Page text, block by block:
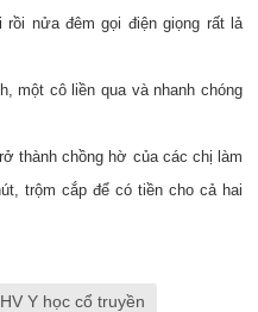
nửa đêm gọi điện giọng rất lả
một cô liền qua và nhanh chóng
thành chồng hờ của các chị làm
trộm cắp để có tiền cho cả hai
HV Y học cổ truyền